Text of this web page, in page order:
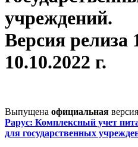
учреждений.
Версия релиза
10.10.2022 г.
Выпущена официальная версия
Рарус: Комплексный учет
для государственных